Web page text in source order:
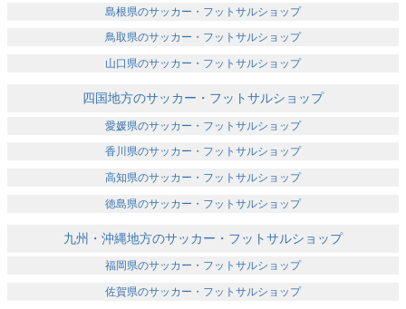
島根県のサッカー・フットサルショップ
鳥取県のサッカー・フットサルショップ
山口県のサッカー・フットサルショップ
四国地方のサッカー・フットサルショップ
愛媛県のサッカー・フットサルショップ
香川県のサッカー・フットサルショップ
高知県のサッカー・フットサルショップ
徳島県のサッカー・フットサルショップ
九州・沖縄地方のサッカー・フットサルショップ
福岡県のサッカー・フットサルショップ
佐賀県のサッカー・フットサルショップ